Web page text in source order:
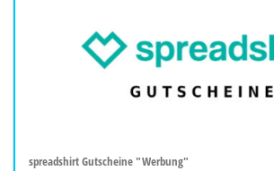
spreadshirt Gutscheine "Werbung"